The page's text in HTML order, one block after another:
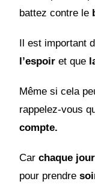
battez contre le
Il est important
l’espoir et que
Même si cela
rappelez-vous
compte.
Car chaque
pour prendre